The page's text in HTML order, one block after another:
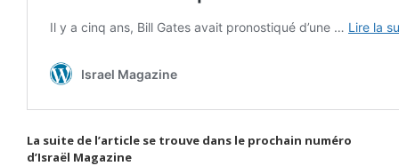
La suite de l’article se trouve dans le prochain numéro
d’Israël Magazine